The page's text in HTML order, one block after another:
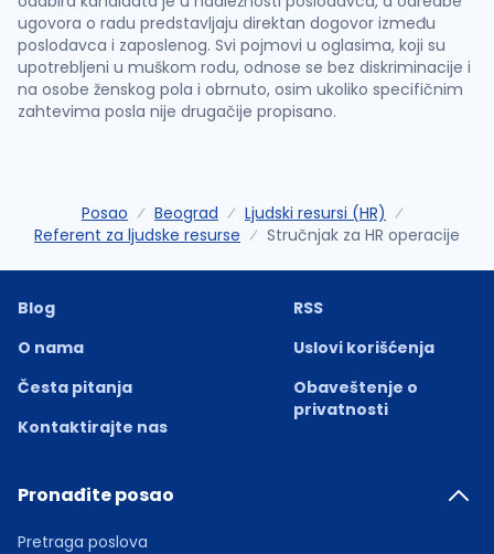
ugovora o radu predstavljaju direktan dogovor između
poslodavca i zaposlenog. Svi pojmovi u oglasima, koji su
upotrebljeni u muškom rodu, odnose se bez diskriminacije i
na osobe ženskog pola i obrnuto, osim ukoliko specifičnim
zahtevima posla nije drugačije propisano.
Posao Beograd
Ljudski resursi (HR)
Referent za ljudske resurse
Stručnjak za HR operacije
Blog
O nama
Česta pitanja
Kontaktirajte nas
RSS
Uslovi korišćenja
Obaveštenje o
privatnosti
Pronađite posao
Pretraga poslova